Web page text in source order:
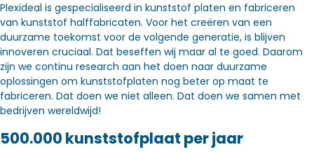
Plexideal is gespecialiseerd in kunststof platen en fabriceren
van kunststof halffabricaten. Voor het creëren van een
duurzame toekomst voor de volgende generatie, is blijven
innoveren cruciaal. Dat beseffen wij maar al te goed. Daarom
zijn we continu research aan het doen naar duurzame
oplossingen om kunststofplaten nog beter op maat te
fabriceren. Dat doen we niet alleen. Dat doen we samen met
bedrijven wereldwijd!
500.000 kunststofplaat per jaar